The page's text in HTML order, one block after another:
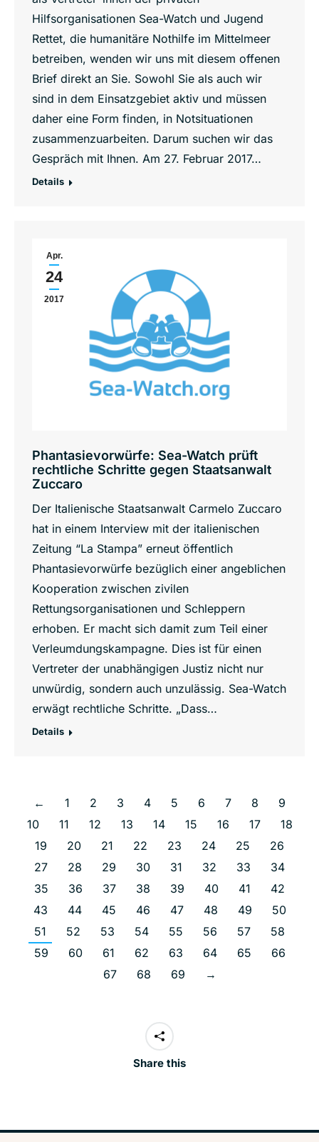
Hilfsorganisationen Sea-Watch und Jugend
Rettet, die humanitäre Nothilfe im Mittelmeer
betreiben, wenden wir uns mit diesem offenen
Brief direkt an Sie. Sowohl Sie als auch wir
sind in dem Einsatzgebiet aktiv und müssen
daher eine Form finden, in Notsituationen
zusammenzuarbeiten. Darum suchen wir das
Gespräch mit Ihnen. Am 27. Februar 2017…
Details
Apr.
24
2017
Phantasievorwürfe: Sea-Watch prüft
rechtliche Schritte gegen Staatsanwalt
Zuccaro
Der Italienische Staatsanwalt Carmelo Zuccaro
hat in einem Interview mit der italienischen
Zeitung “La Stampa” erneut öffentlich
Phantasievorwürfe bezüglich einer angeblichen
Kooperation zwischen zivilen
Rettungsorganisationen und Schleppern
erhoben. Er macht sich damit zum Teil einer
Verleumdungskampagne. Dies ist für einen
Vertreter der unabhängigen Justiz nicht nur
unwürdig, sondern auch unzulässig. Sea-Watch
erwägt rechtliche Schritte. „Dass…
Details
← 1 2 3 4 5 6 7 8
9
10
11 12 13 14 15 16 17
18
19
20 21 22 23 24 25
26
27
28 29 30 31 32 33
34
35
36 37 38 39 40 41
42
43
44 45 46 47 48 49
50
51
52 53 54 55 56 57
58
59
60 61 62 63 64 65
66
67
68 69 →
Share this